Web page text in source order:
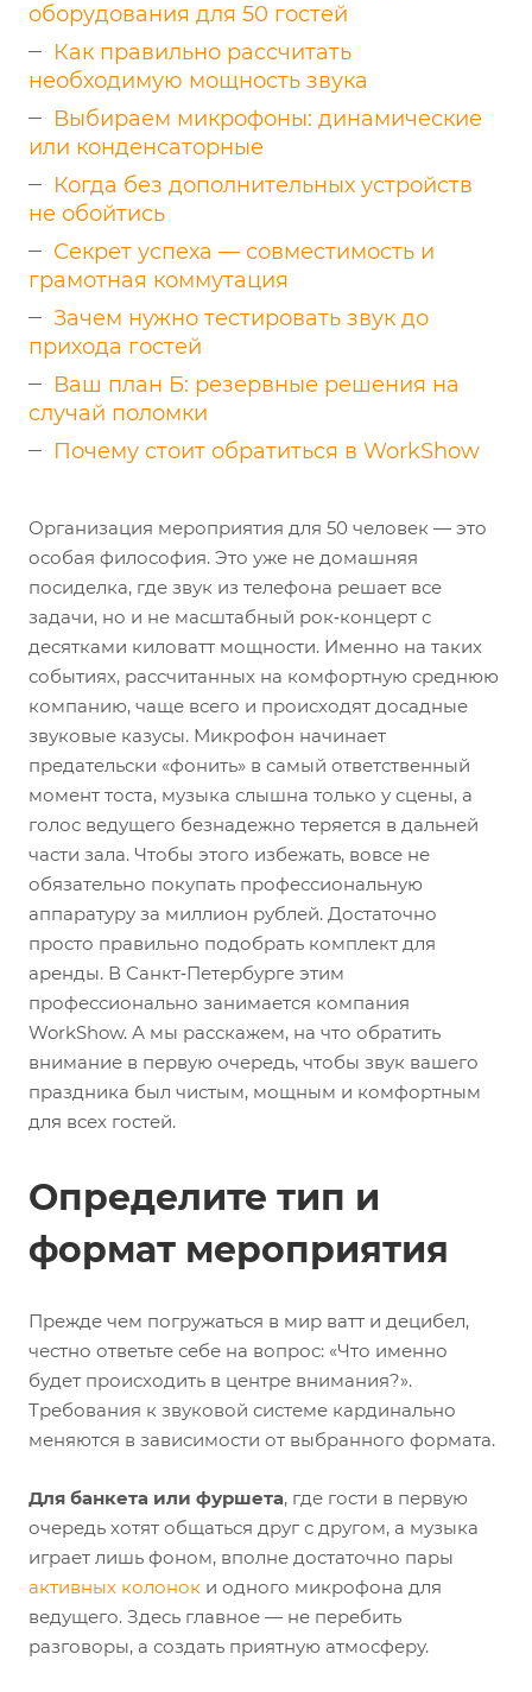
оборудования для 50 гостей
Как правильно рассчитать
необходимую мощность звука
Выбираем микрофоны: динамические
или конденсаторные
Когда без дополнительных устройств
не обойтись
Секрет успеха — совместимость и
грамотная коммутация
Зачем нужно тестировать звук до
прихода гостей
Ваш план Б: резервные решения на
случай поломки
Почему стоит обратиться в WorkShow
Организация мероприятия для 50 человек — это
особая философия. Это уже не домашняя
посиделка, где звук из телефона решает все
задачи, но и не масштабный рок‑концерт с
десятками киловатт мощности. Именно на таких
событиях, рассчитанных на комфортную среднюю
компанию, чаще всего и происходят досадные
звуковые казусы. Микрофон начинает
предательски «фонить» в самый ответственный
момент тоста, музыка слышна только у сцены, а
голос ведущего безнадежно теряется в дальней
части зала. Чтобы этого избежать, вовсе не
обязательно покупать профессиональную
аппаратуру за миллион рублей. Достаточно
просто правильно подобрать комплект для
аренды. В Санкт‑Петербурге этим
профессионально занимается компания
WorkShow. А мы расскажем, на что обратить
внимание в первую очередь, чтобы звук вашего
праздника был чистым, мощным и комфортным
для всех гостей.
Определите тип и
формат мероприятия
Прежде чем погружаться в мир ватт и децибел,
честно ответьте себе на вопрос: «Что именно
будет происходить в центре внимания?».
Требования к звуковой системе кардинально
меняются в зависимости от выбранного формата.
Для банкета или фуршета, где гости в первую
очередь хотят общаться друг с другом, а музыка
играет лишь фоном, вполне достаточно пары
активных колонок и одного микрофона для
ведущего. Здесь главное — не перебить
разговоры, а создать приятную атмосферу.